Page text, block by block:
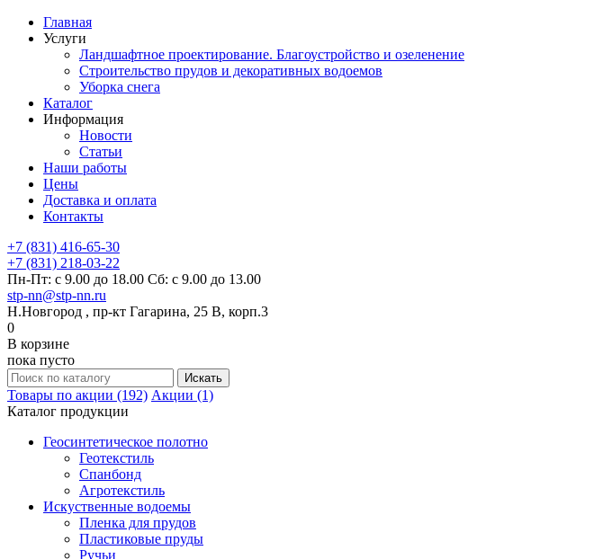
Главная
Услуги
Ландшафтное проектирование. Благоустройство и озеленение
Строительство прудов и декоративных водоемов
Уборка снега
Каталог
Информация
Новости
Статьи
Наши работы
Цены
Доставка и оплата
Контакты
+7 (831) 416-65-30
+7 (831) 218-03-22
Пн-Пт: с 9.00 до 18.00 Сб: с 9.00 до 13.00
stp-nn@stp-nn.ru
Н.Новгород , пр-кт Гагарина, 25 В, корп.3
0
В корзине
пока пусто
Товары по акции (192) Акции (1)
Каталог продукции
Геосинтетическое полотно
Геотекстиль
Спанбонд
Агротекстиль
Искуственные водоемы
Пленка для прудов
Пластиковые пруды
Ручьи